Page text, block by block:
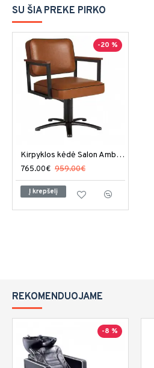
SU ŠIA PREKE PIRKO
-20 %
Kirpyklos kėdė Salon Ambience Madison
765.00€ 959.00€
Į krepšelį
REKOMENDUOJAME
-8 %